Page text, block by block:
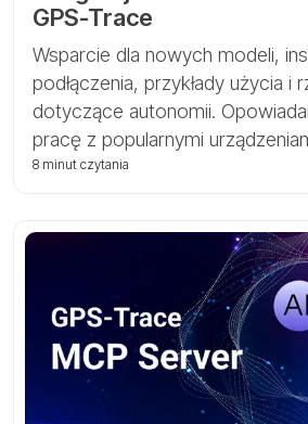
GPS-Trace
Wsparcie dla nowych modeli,
podłączenia, przykłady użycia i
dotyczące autonomii.
pracę z popularnymi
TKMARS i WINNES w Ruhavik i
8 minut czytania